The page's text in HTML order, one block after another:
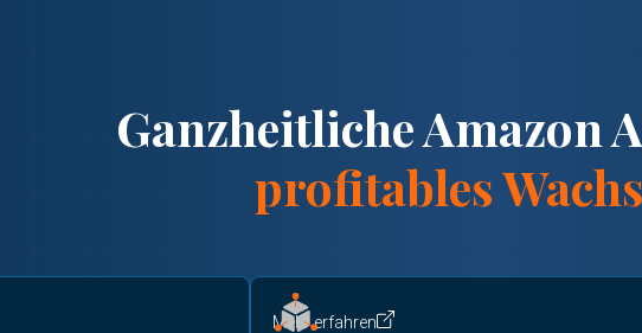
Ganzheitliche Amazon
profitables
Mehr erfahren